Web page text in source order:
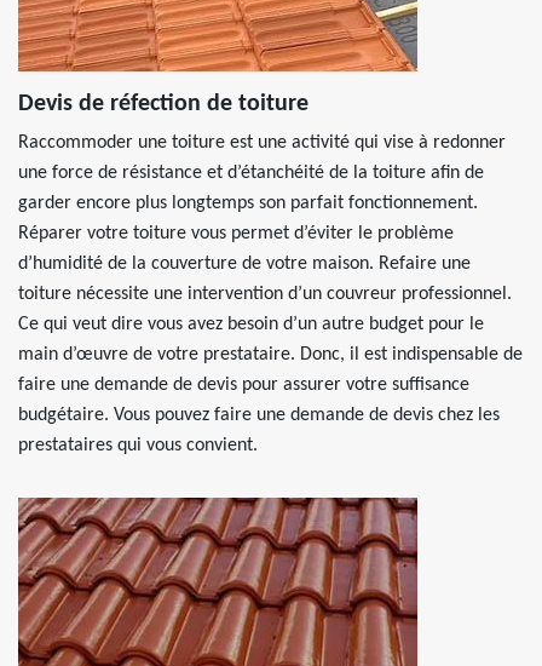
Devis de réfection de toiture
Raccommoder une toiture est une activité qui vise à redonner
une force de résistance et d’étanchéité de la toiture afin de
garder encore plus longtemps son parfait fonctionnement.
Réparer votre toiture vous permet d’éviter le problème
d’humidité de la couverture de votre maison. Refaire une
toiture nécessite une intervention d’un couvreur professionnel.
Ce qui veut dire vous avez besoin d’un autre budget pour le
main d’œuvre de votre prestataire. Donc, il est indispensable de
faire une demande de devis pour assurer votre suffisance
budgétaire. Vous pouvez faire une demande de devis chez les
prestataires qui vous convient.